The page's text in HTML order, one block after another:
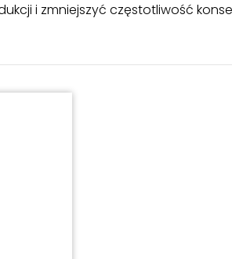
i zmniejszyć częstotliwość